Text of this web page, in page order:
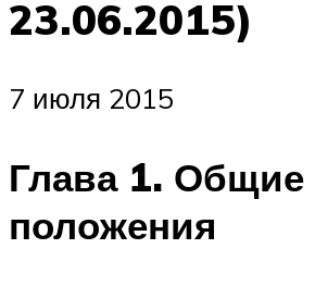
23.06.2015)
7 июля 2015
Глава 1. Общие
положения